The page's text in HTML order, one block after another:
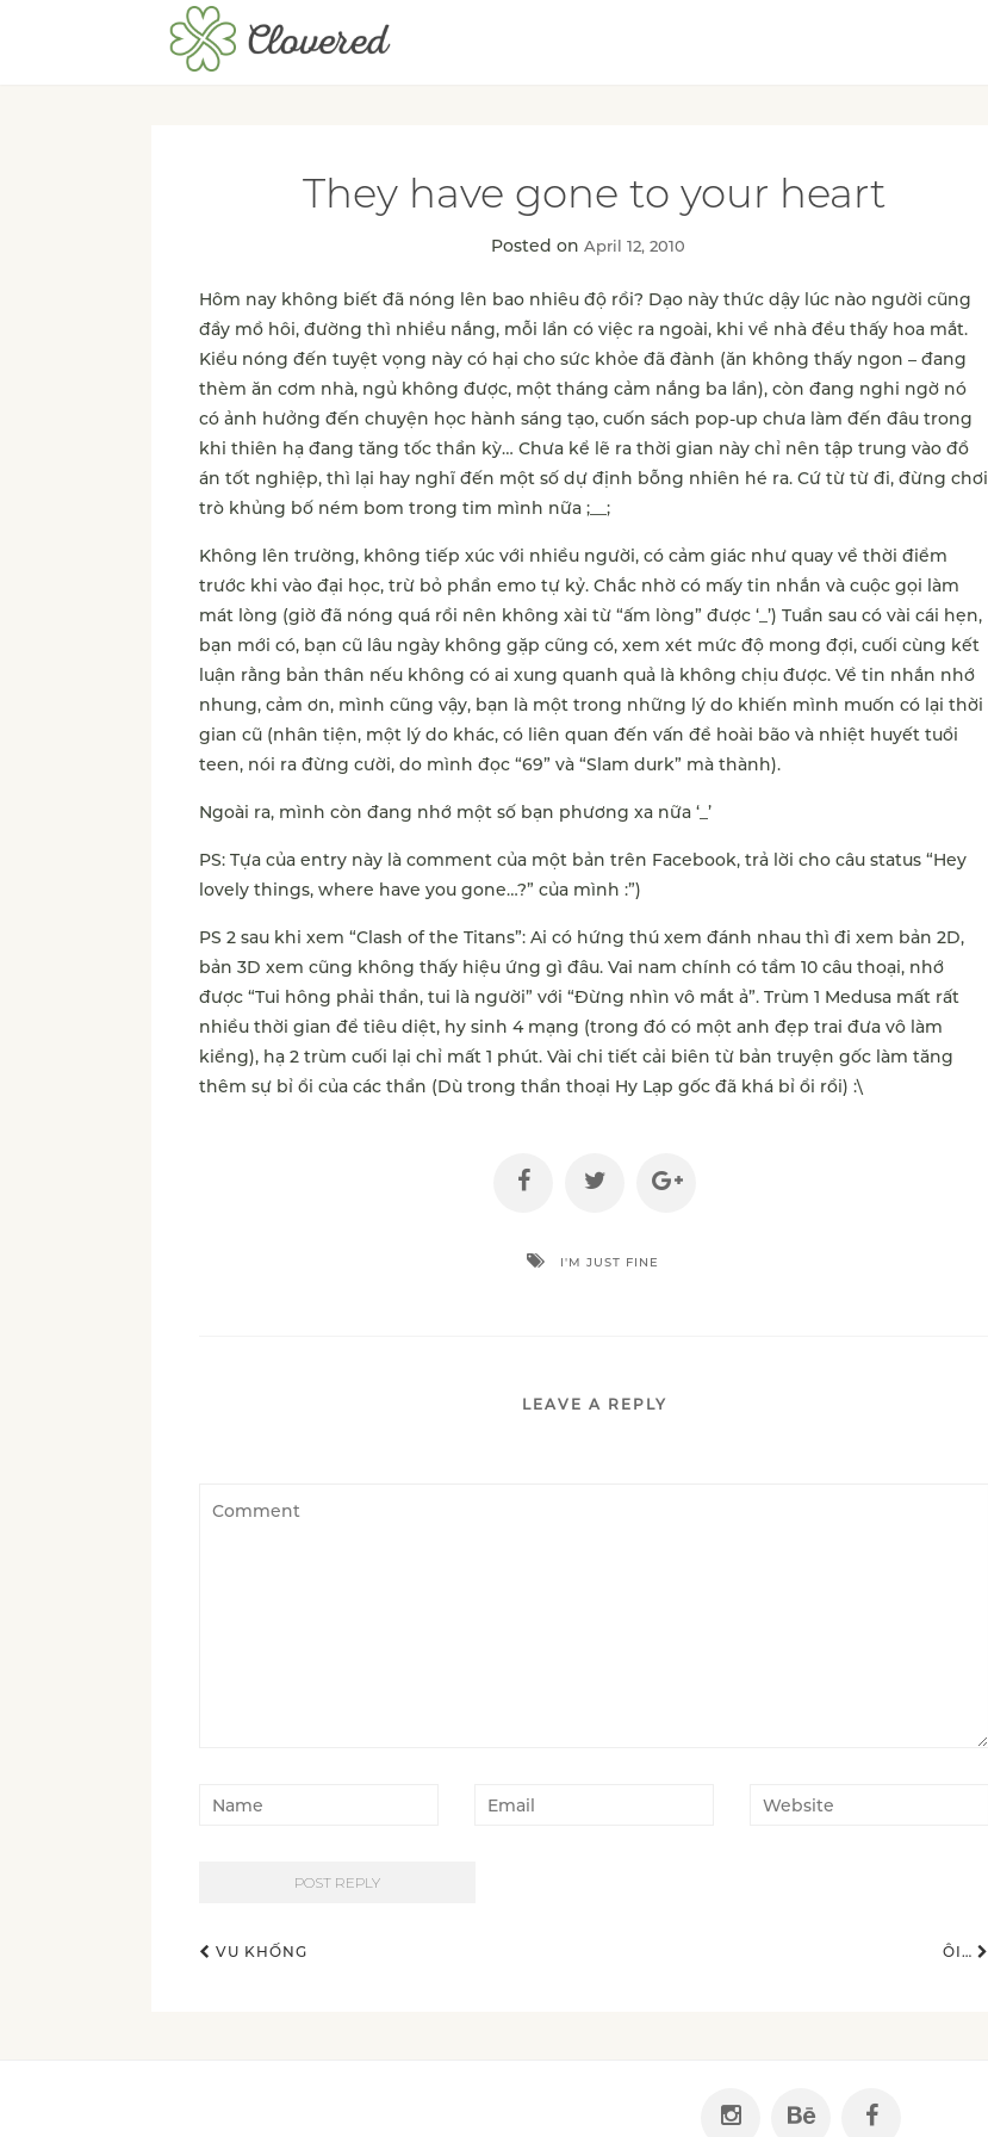
They have gone to your heart
Posted onApril 12, 2010
Hôm nay không biết đã nóng lên bao nhiêu độ rồi? Dạo này thức dậy lúc nào người cũng
đầy mồ hôi, đường thì nhiều nắng, mỗi lần có việc ra ngoài, khi về nhà đều thấy hoa mắt.
Kiểu nóng đến tuyệt vọng này có hại cho sức khỏe đã đành (ăn không thấy ngon – đang
thèm ăn cơm nhà, ngủ không được, một tháng cảm nắng ba lần), còn đang nghi ngờ nó
có ảnh hưởng đến chuyện học hành sáng tạo, cuốn sách pop-up chưa làm đến đâu trong
khi thiên hạ đang tăng tốc thần kỳ… Chưa kể lẽ ra thời gian này chỉ nên tập trung vào đồ
án tốt nghiệp, thì lại hay nghĩ đến một số dự định bỗng nhiên hé ra. Cứ từ từ đi, đừng chơi
trò khủng bố ném bom trong tim mình nữa ;__;
Không lên trường, không tiếp xúc với nhiều người, có cảm giác như quay về thời điểm
trước khi vào đại học, trừ bỏ phần emo tự kỷ. Chắc nhờ có mấy tin nhắn và cuộc gọi làm
mát lòng (giờ đã nóng quá rồi nên không xài từ “ấm lòng” được ‘_’) Tuần sau có vài cái hẹn,
bạn mới có, bạn cũ lâu ngày không gặp cũng có, xem xét mức độ mong đợi, cuối cùng kết
luận rằng bản thân nếu không có ai xung quanh quả là không chịu được. Về tin nhắn nhớ
nhung, cảm ơn, mình cũng vậy, bạn là một trong những lý do khiến mình muốn có lại thời
gian cũ (nhân tiện, một lý do khác, có liên quan đến vấn đề hoài bão và nhiệt huyết tuổi
teen, nói ra đừng cười, do mình đọc “69” và “Slam durk” mà thành).
Ngoài ra, mình còn đang nhớ một số bạn phương xa nữa ‘_’
PS: Tựa của entry này là comment của một bản trên Facebook, trả lời cho câu status “Hey
lovely things, where have you gone…?” của mình :”)
PS 2 sau khi xem “Clash of the Titans”: Ai có hứng thú xem đánh nhau thì đi xem bản 2D,
bản 3D xem cũng không thấy hiệu ứng gì đâu. Vai nam chính có tầm 10 câu thoại, nhớ
được “Tui hông phải thần, tui là người” với “Đừng nhìn vô mắt ả”. Trùm 1 Medusa mất rất
nhiều thời gian để tiêu diệt, hy sinh 4 mạng (trong đó có một anh đẹp trai đưa vô làm
kiểng), hạ 2 trùm cuối lại chỉ mất 1 phút. Vài chi tiết cải biên từ bản truyện gốc làm tăng
thêm sự bỉ ổi của các thần (Dù trong thần thoại Hy Lạp gốc đã khá bỉ ổi rồi) :\
I'M JUST FINE
LEAVE A REPLY
VU KHỐNG ÔI…